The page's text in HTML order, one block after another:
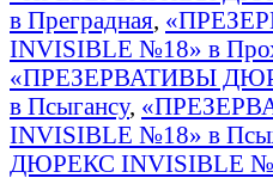
в Преградная,
INVISIBLE №18» в
«ПРЕЗЕРВАТИВЫ
в Псыгансу,
INVISIBLE №18» в
ДЮРЕКС INVISIBLE